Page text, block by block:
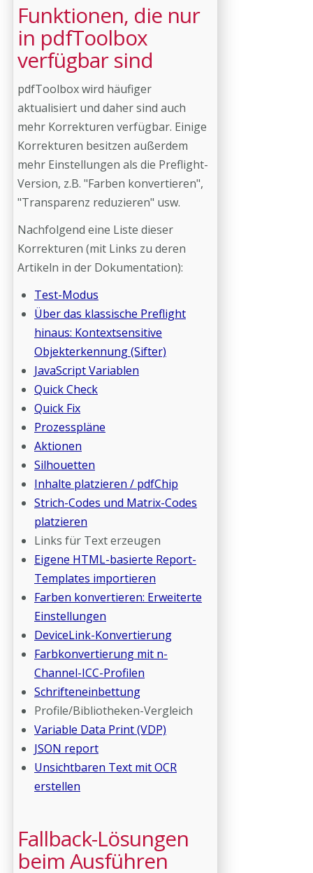
Funktionen, die nur
in pdfToolbox
verfügbar sind
pdfToolbox wird häufiger
aktualisiert und daher sind auch
mehr Korrekturen verfügbar. Einige
Korrekturen besitzen außerdem
mehr Einstellungen als die Preflight-
Version, z.B. "Farben konvertieren",
"Transparenz reduzieren" usw.
Nachfolgend eine Liste dieser
Korrekturen (mit Links zu deren
Artikeln in der Dokumentation):
Test-Modus
Über das klassische Preflight
hinaus: Kontextsensitive
Objekterkennung (Sifter)
JavaScript Variablen
Quick Check
Quick Fix
Prozesspläne
Aktionen
Silhouetten
Inhalte platzieren / pdfChip
Strich-Codes und Matrix-Codes
platzieren
Links für Text erzeugen
Eigene HTML-basierte Report-
Templates importieren
Farben konvertieren: Erweiterte
Einstellungen
DeviceLink-Konvertierung
Farbkonvertierung mit n-
Channel-ICC-Profilen
Schrifteneinbettung
Profile/Bibliotheken-Vergleich
Variable Data Print (VDP)
JSON report
Unsichtbaren Text mit OCR
erstellen
Fallback-Lösungen
beim Ausführen